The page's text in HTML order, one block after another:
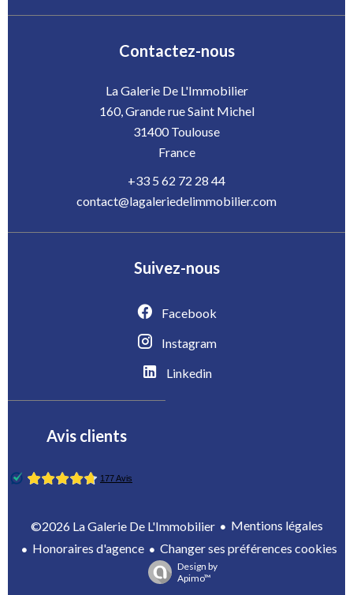
Contactez-nous
La Galerie De L'Immobilier
160, Grande rue Saint Michel
31400Toulouse
France
+33 5 62 72 28 44
contact@lagaleriedelimmobilier.com
Suivez-nous
Facebook
Instagram
Linkedin
Avis clients
©2026 La Galerie De L'Immobilier
Mentions légales
Honoraires d'agence
Changer ses préférences cookies
Design by
Apimo™